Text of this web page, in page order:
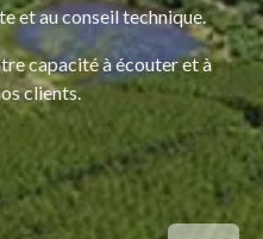
et au conseil technique.
capacité à écouter et à
clients.